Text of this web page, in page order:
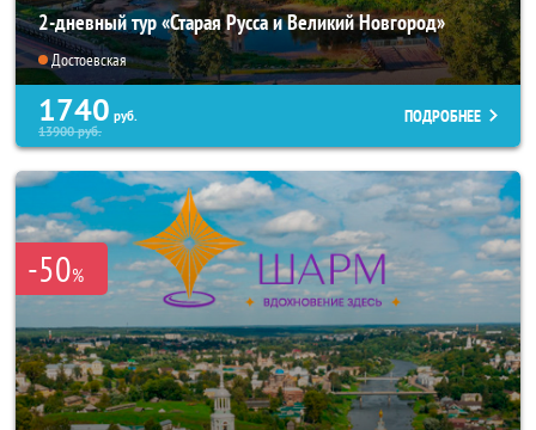
2-дневный тур «Старая Русса и Великий Новгород»
Достоевская
1740 руб.
13900руб.
ПОДРОБНЕЕ
-50%